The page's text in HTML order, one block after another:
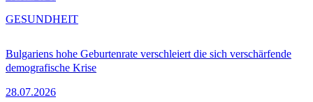
Bulgariens hohe Geburtenrate verschleiert die sich verschärfende
demografische Krise
28.07.2026
GESUNDHEIT